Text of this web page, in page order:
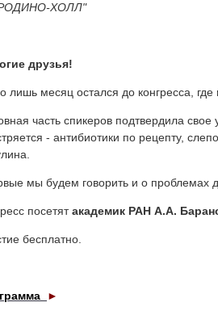
ХОЛЛ"
друзья!
лишь месяц остался до конгресса,
часть спикеров подтвердила
- антибиотики по рецепту,
мы будем говорить и о проблемах
посетятакадемик РАН А.А.
бесплатно.
►